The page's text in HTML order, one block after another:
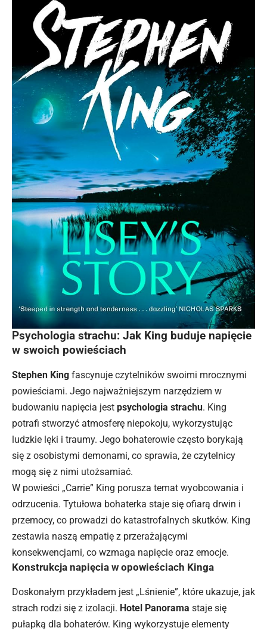
Psychologia strachu: Jak King buduje napięcie
w swoich powieściach
Stephen King fascynuje czytelników swoimi mrocznymi
powieściami. Jego najważniejszym narzędziem w
budowaniu napięcia jest psychologia strachu. King
potrafi stworzyć atmosferę niepokoju, wykorzystując
ludzkie lęki i traumy. Jego bohaterowie często borykają
się z osobistymi demonami, co sprawia, że czytelnicy
mogą się z nimi utożsamiać.
W powieści „Carrie” King porusza temat wyobcowania i
odrzucenia. Tytułowa bohaterka staje się ofiarą drwin i
przemocy, co prowadzi do katastrofalnych skutków. King
zestawia naszą empatię z przerażającymi
konsekwencjami, co wzmaga napięcie oraz emocje.
Konstrukcja napięcia w opowieściach Kinga
Doskonałym przykładem jest „Lśnienie”, które ukazuje, jak
strach rodzi się z izolacji. Hotel Panorama staje się
pułapką dla bohaterów. King wykorzystuje elementy